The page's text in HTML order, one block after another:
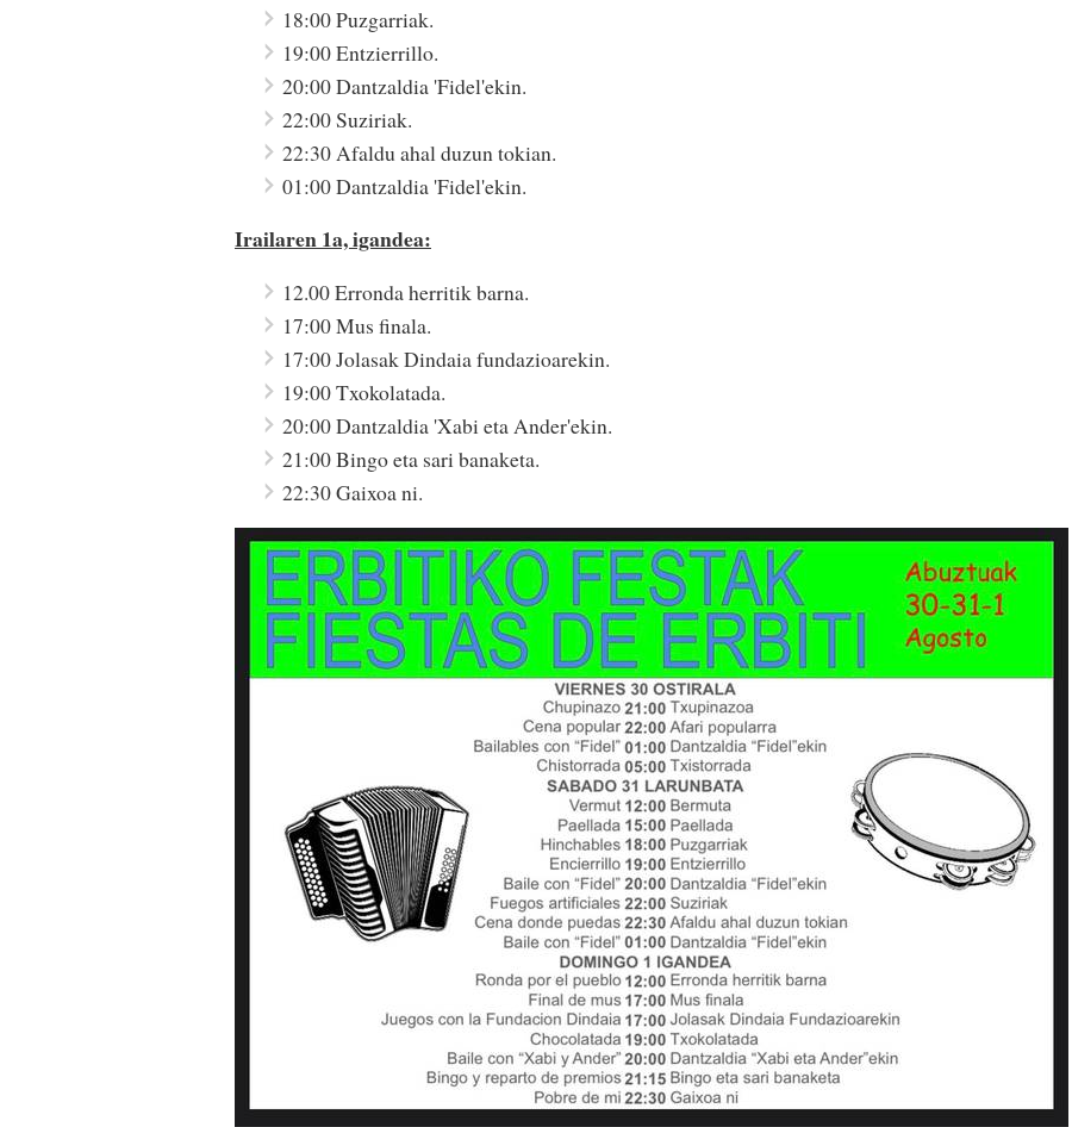
18:00 Puzgarriak.
19:00 Entzierrillo.
20:00 Dantzaldia 'Fidel'ekin.
22:00 Suziriak.
22:30 Afaldu ahal duzun tokian.
01:00 Dantzaldia 'Fidel'ekin.
Irailaren 1a, igandea:
12.00 Erronda herritik barna.
17:00 Mus finala.
17:00 Jolasak Dindaia fundazioarekin.
19:00 Txokolatada.
20:00 Dantzaldia 'Xabi eta Ander'ekin.
21:00 Bingo eta sari banaketa.
22:30 Gaixoa ni.